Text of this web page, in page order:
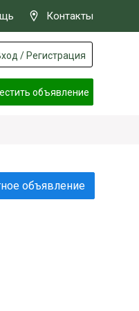
Контакты
/ Регистрация
объявление
объявление